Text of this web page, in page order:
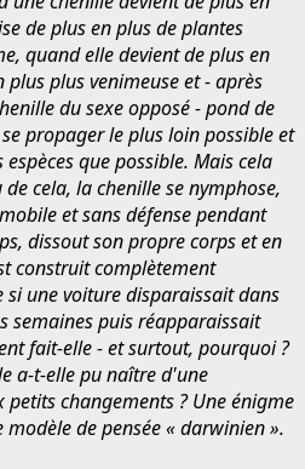
de plus en plus de plantes
quand elle devient de plus en
plus venimeuse et - après
du sexe opposé - pond de
propager le plus loin possible et
que possible. Mais cela
cela, la chenille se nymphose,
et sans défense pendant
dissout son propre corps et en
construit complètement
une voiture disparaissait dans
semaines puis réapparaissait
fait-elle - et surtout, pourquoi ?
a-t-elle pu naître d'une
changements ? Une énigme
de pensée « darwinien ».